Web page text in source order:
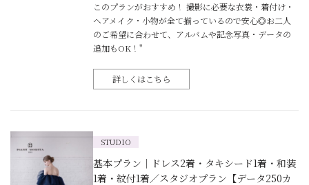
このプランがおすすめ！ 撮影に必要な衣裳・着付け・
ヘアメイク・小物が全て揃っているので安心◎お二人
のご希望に合わせて、アルバムや記念写真・データの
追加もOK！"
詳しくはこちら
STUDIO
基本プラン｜ドレス2着・タキシード1着・和装
1着・紋付1着／スタジオプラン【データ250カ